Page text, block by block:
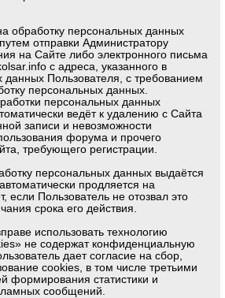
обработку персональных данных
отправки Администратору
на Сайте либо электронного письма
с адреса, указанного в
данных Пользователя, с требованием
персональных данных.
персональных данных
ведёт к удалению с Сайта
записи и невозможности
форума и прочего
требующего регистрации.
персональных данных выдаётся
продляется на
если Пользователь не отозвал это
срока его действия.
использовать технологию
не содержат конфиденциальную
дает согласие на сбор,
cookies, в том числе третьими
формирования статистики и
сообщений.